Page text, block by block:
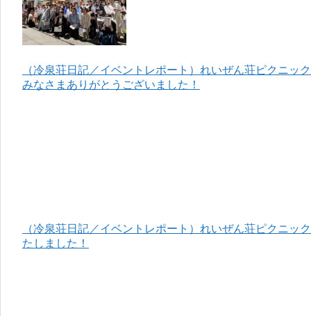
（冷泉荘日記／イベントレポート）れいぜん荘ピクニッ
みなさまありがとうございました！
（冷泉荘日記／イベントレポート）れいぜん荘ピクニッ
たしました！